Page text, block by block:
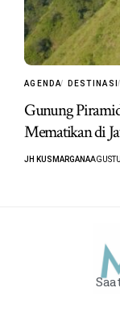
AGENDA DESTINASI
Gunung
Mematikan di
JH KUSMARGANA